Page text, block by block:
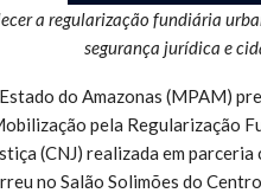
a regularização fundiária
segurança jurídica e
do Amazonas (MPAM)
pela Regularização
(CNJ) realizada em
no Salão Solimões do